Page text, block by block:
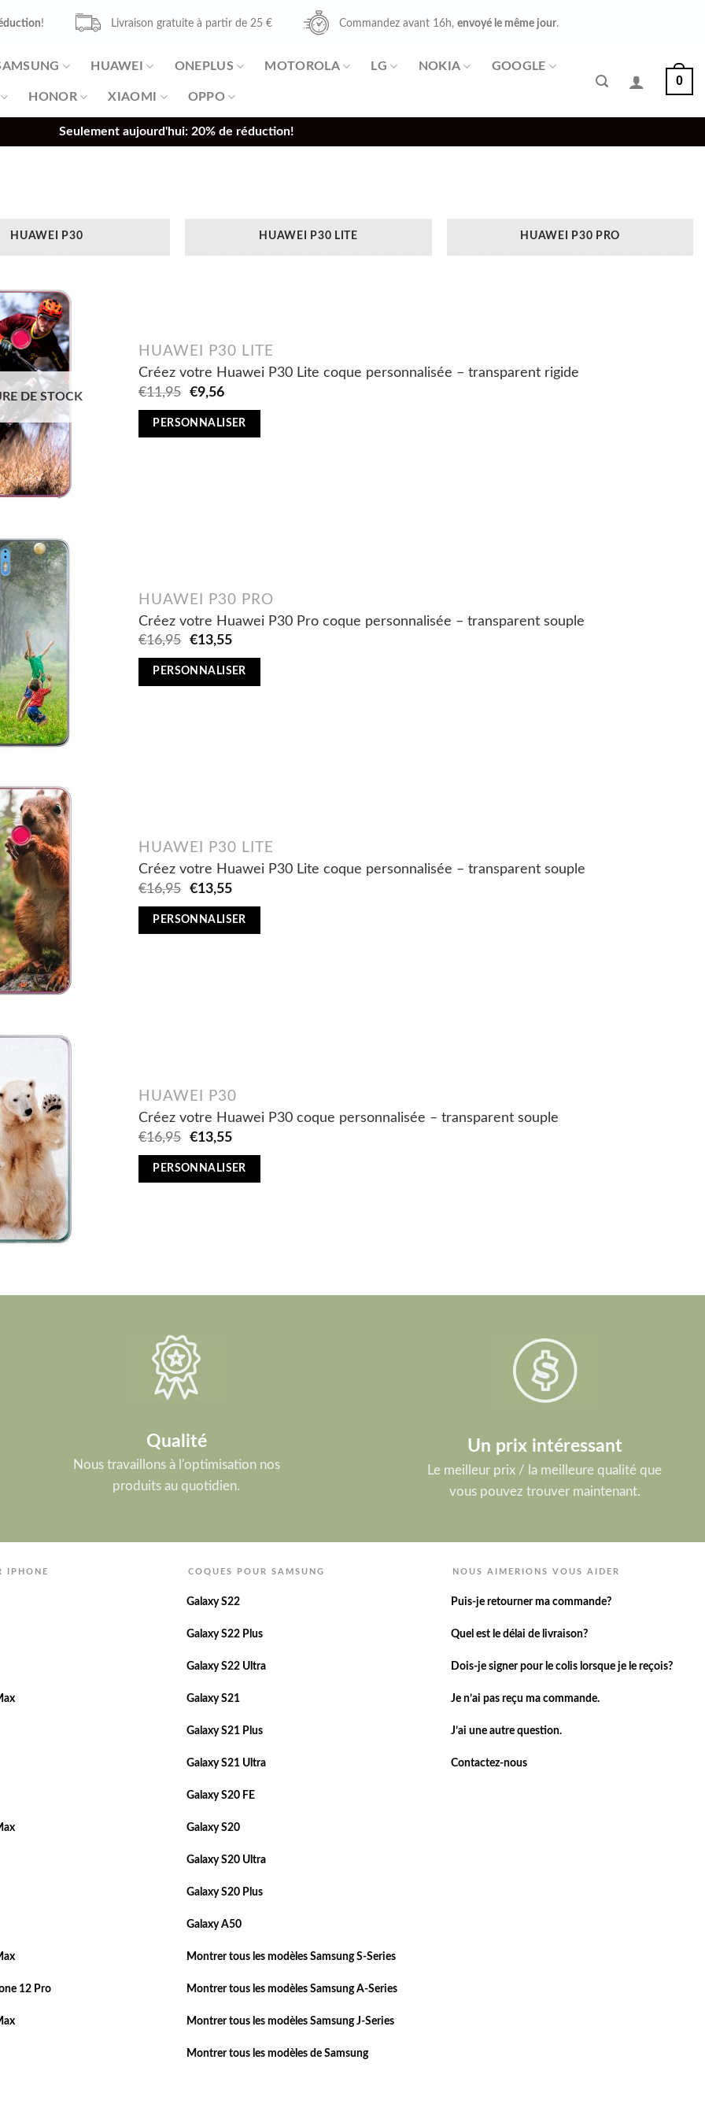
! Livraison gratuite à partir de 25 € Commandez avant 16h, envoyé le même jour.
HUAWEI ONEPLUS MOTOROLA LG NOKIA GOOGLE
HONOR XIAOMI OPPO
0
Seulement aujourd'hui: 20% de réduction!
HUAWEI P30 HUAWEI P30 LITE HUAWEI P30 PRO
DE STOCK
HUAWEI P30 LITE
Créez votre Huawei P30 Lite coque personnalisée – transparent rigide
€11,95
Original
was:
€9,56Current
is:
PERSONNALISER
HUAWEI P30 PRO
Créez votre Huawei P30 Pro coque personnalisée – transparent souple
€16,95
Original
was:
€13,55Current
is:
PERSONNALISER
HUAWEI P30 LITE
Créez votre Huawei P30 Lite coque personnalisée – transparent souple
€16,95
Original
was:
€13,55Current
is:
PERSONNALISER
HUAWEI P30
Créez votre Huawei P30 coque personnalisée – transparent souple
€16,95
Original
was:
€13,55Current
is:
PERSONNALISER
Qualité
Nous travaillons à l'optimisation nos
produits au quotidien.
Un prix intéressant
Le meilleur prix / la meilleure qualité que
vous pouvez trouver maintenant.
IPHONE
12 Pro
COQUES POUR SAMSUNG
Galaxy S22
Galaxy S22 Plus
Galaxy S22 Ultra
Galaxy S21
Galaxy S21 Plus
Galaxy S21 Ultra
Galaxy S20 FE
Galaxy S20
Galaxy S20 Ultra
Galaxy S20 Plus
Galaxy A50
Montrer tous les modèles Samsung S-Series
Montrer tous les modèles Samsung A-Series
Montrer tous les modèles Samsung J-Series
Montrer tous les modèles de Samsung
NOUS AIMERIONS VOUS AIDER
Puis-je retourner ma commande?
Quel est le délai de livraison?
Dois-je signer pour le colis lorsque je le reçois?
Je n’ai pas reçu ma commande.
J’ai une autre question.
Contactez-nous